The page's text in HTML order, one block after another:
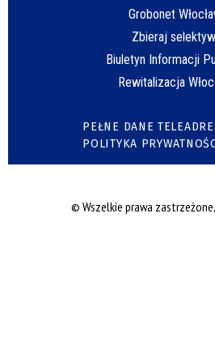
Grobonet
Zbieraj
Biuletyn Informacji
Rewitalizacja
PEŁNE DANE
POLITYKA
© Wszelkie prawa zastrzeżone,